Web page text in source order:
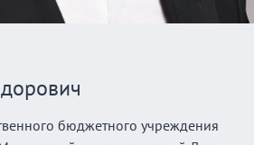
бюджетного учреждения